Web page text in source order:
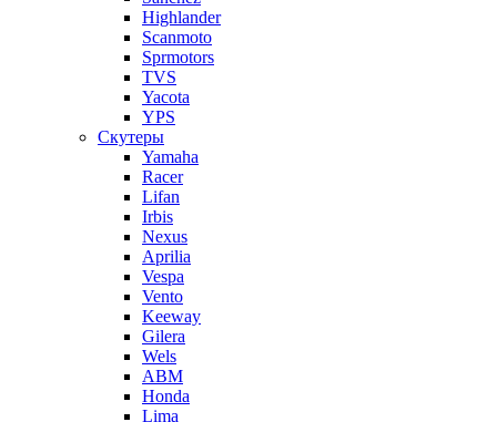
Highlander
Scanmoto
Sprmotors
TVS
Yacota
YPS
Скутеры
Yamaha
Racer
Lifan
Irbis
Nexus
Aprilia
Vespa
Vento
Keeway
Gilera
Wels
ABM
Honda
Lima